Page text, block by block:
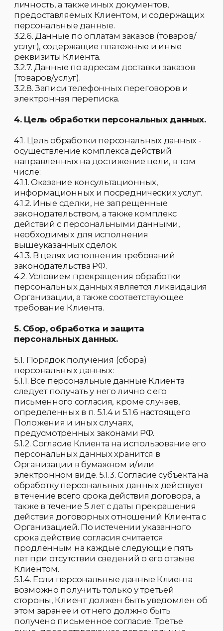
Организация обязана при взаимодействии с
третьими лицами заключить с ними
соглашение о конфиденциальности
информации, касающейся персональных
данных Клиентов.
5.1.5. Организация обязана сообщить Клиенту
о целях, предполагаемых источниках и
способах получения персональных данных,
а также о характере подлежащих получению
персональных данных и последствиях
отказа Клиента персональных данных дать
письменное согласие на их получение.
5.1.6. Обработка персональных данных
5.1.6.1. Персональные данные являются
5.1.6.2. По требованию полномочных
государственных органов в случаях,
предусмотренных федеральным законом
5.1.6.3. Обработка персональных данных
осуществляется на основании федерального
закона, устанавливающего ее цель, условия
получения персональных данных и круг
субъектов, персональные данные которых
подлежат обработке, а также
5.1.6.4. Обработка персональных данных
осуществляется в целях заключения и
исполнения договора, одной из сторон
которого является субъект персональных
данных – Клиент.
5.1.6.5. Обработка персональных данных
осуществляется для статистических целей
при условии обязательного обезличивания
персональных данных.
5.1.6.6. В иных случаях, предусмотренных
законом.
5.1.7. Организация не имеет права получать и
обрабатывать персональные данные
религиозных или философских убеждениях,
состоянии здоровья, интимной жизни.
5.2. Порядок обработки персональных
5.2.1. Субъект персональных данных
сведения о себе.
5.2.2. К обработке персональных данных
Клиентов могут иметь доступ только
сотрудники Организации, допущенные к
работе с персональными данными Клиента
и подписавшие Соглашение о
неразглашении персональных данных
Клиента.
5.2.3. Право доступа к персональным
данным Клиента в Организации имеют:
· Работники, ответственные за ведение
операционной работы (Бухгалтерия,
· Работники Отдела по работе с
Клиентами (CRM).
· Работники Отдела поддержки
· Работники Отдела маркетинга.
· Работники Службы персонала.
· Работники юридической службы.
· Работники IT (Отдел информационных
технологий).
· Клиент, как субъект персональных
данных.
5.2.3.1. Поименный перечень сотрудников
Организации, имеющих доступ к
персональным данным Клиентов,
определяется приказом Генерального
директора Организации.
5.2.4. Обработка персональных данных
Клиента может осуществляться
исключительно в целях установленных